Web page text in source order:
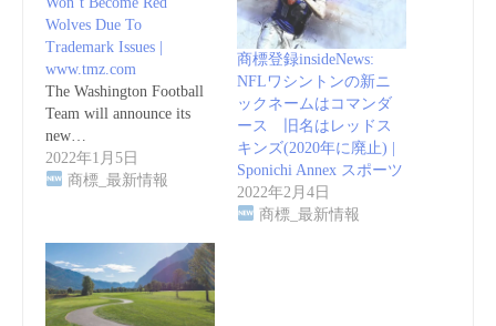
Wolves Due To
Trademark Issues |
www.tmz.com
The Washington Football
Team will announce its
new…
2022年1月5日
商標_最新情報
商標登録insideNews:
NFLワシントンの新ニ
ックネームはコマンダ
ース 旧名はレッドス
キンズ(2020年に廃止) |
Sponichi Annex スポーツ
2022年2月4日
商標_最新情報